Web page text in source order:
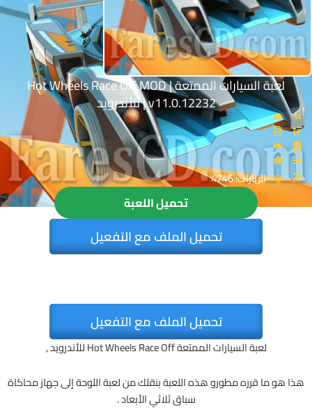
لعبة السيارات الممتعة | Hot Wheels Race Off MOD
v11.0.12232 | للأندرويد
الزيارات: 4746
تحميل اللعبة
تحميل الملف مع التفعيل
تحميل الملف مع التفعيل
لعبة السيارات الممتعة Hot Wheels Race Off للأندرويد ,
هذا هو ما قرره مطورو هذه اللعبة بنقلك من لعبة اللوحة إلى جهاز محاكاة
سباق ثلاثي الأبعاد .